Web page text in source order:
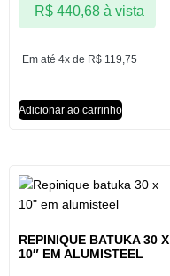
Em até 4x de R$ 119,75
R$440,68 à vista
Adicionar ao carrinho
REPINIQUE BATUKA 30 X
10″ EM ALUMISTEEL